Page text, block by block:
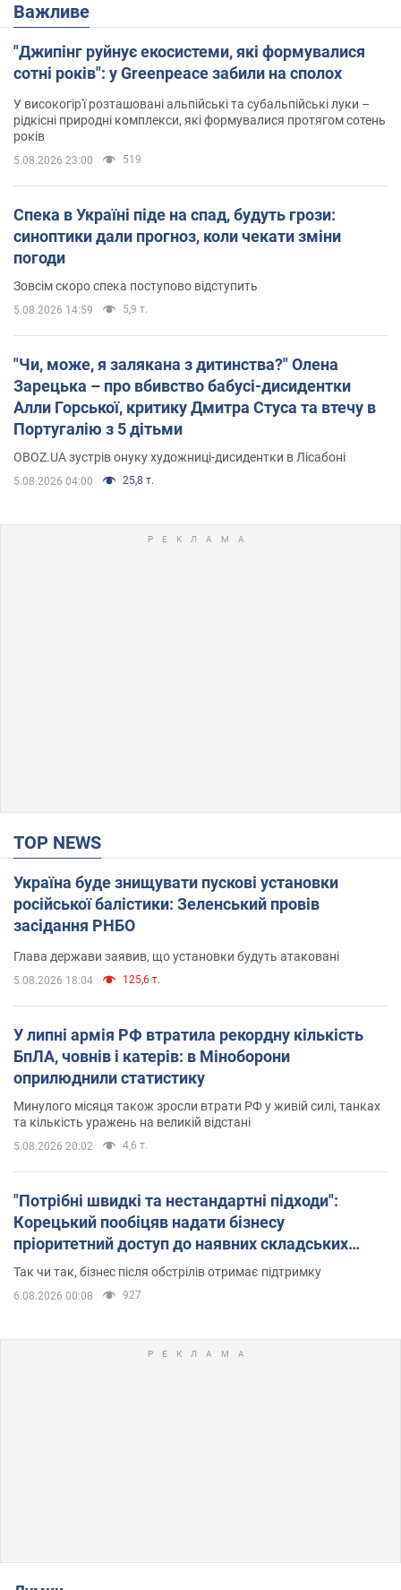
Важливе
"Джипінг руйнує екосистеми, які формувалися
сотні років": у Greenpeace забили на сполох
У високогір'ї розташовані альпійські та субальпійські луки –
рідкісні природні комплекси, які формувалися протягом сотень
років
5.08.2026 23:00 519
Спека в Україні піде на спад, будуть грози:
синоптики дали прогноз, коли чекати зміни
погоди
Зовсім скоро спека поступово відступить
5.08.2026 14:59 5,9 т.
"Чи, може, я залякана з дитинства?" Олена
Зарецька – про вбивство бабусі-дисидентки
Алли Горської, критику Дмитра Стуса та втечу в
Португалію з 5 дітьми
OBOZ.UA зустрів онуку художниці-дисидентки в Лісабоні
5.08.2026 04:00 25,8 т.
TOP NEWS
Україна буде знищувати пускові установки
російської балістики: Зеленський провів
засідання РНБО
Глава держави заявив, що установки будуть атаковані
5.08.2026 18:04 125,6 т.
У липні армія РФ втратила рекордну кількість
БпЛА, човнів і катерів: в Міноборони
оприлюднили статистику
Минулого місяця також зросли втрати РФ у живій силі, танках
та кількість уражень на великій відстані
5.08.2026 20:02 4,6 т.
"Потрібні швидкі та нестандартні підходи":
Корецький пообіцяв надати бізнесу
пріоритетний доступ до наявних складських
приміщень
Так чи так, бізнес після обстрілів отримає підтримку
6.08.2026 00:08 927